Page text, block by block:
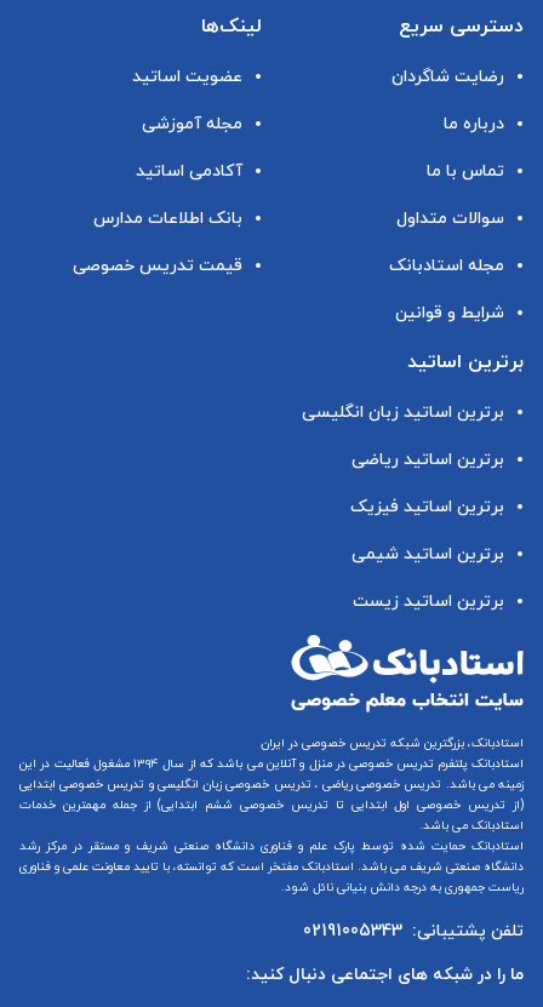
دسترسی سریع
رضایت شاگردان
درباره ما
تماس با ما
سوالات متداول
مجله استادبانک
شرایط و قوانین
لینک‌ها
عضویت اساتید
مجله آموزشی
آکادمی اساتید
بانک اطلاعات مدارس
قیمت تدریس خصوصی
برترین اساتید
برترین اساتید زبان انگلیسی
برترین اساتید ریاضی
برترین اساتید فیزیک
برترین اساتید شیمی
برترین اساتید زیست
استادبانک، بزرگترین شبکه تدریس خصوصی در ایران
استادبانک پلتفرم تدریس خصوصی در منزل و آنلاین
می باشد که از سال ۱۳۹۴ مشغول فعالیت در این
زمینه می باشد. تدریس خصوصی ریاضی ، تدریس خصوصی زبان انگلیسیو تدریس خصوصی ابتدایی
(از تدریس خصوصی اول ابتدایی تا تدریس خصوصی ششم ابتدایی) از جمله مهمترین خدمات
استادبانک می باشد.
استادبانک حمایت شده توسط پارک علم و فناوری دانشگاه صنعتی شریف و مستقر در مرکز رشد
دانشگاه صنعتی شریف می باشد. استادبانک مفتخر است که توانسته، با تایید معاونت علمی و فناوری
ریاست جمهوری به درجه دانش بنیانی نائل شود.
تلفن پشتیبانی: 02191005343
ما را در شبکه های اجتماعی دنبال کنید: